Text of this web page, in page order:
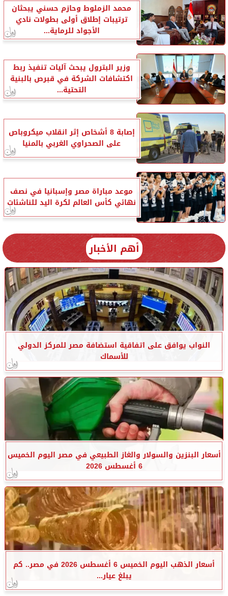
محمد الزملوط وحازم حسني يبحثان
ترتيبات إطلاق أولى بطولات نادي
الأجواد للرماية...
وزير البترول يبحث آليات تنفيذ ربط
اكتشافات الشركة في قبرص بالبنية
التحتية...
إصابة 8 أشخاص إثر انقلاب ميكروباص
على الصحراوي الغربي بالمنيا
موعد مباراة مصر وإسبانيا في نصف
نهائي كأس العالم لكرة اليد للناشئات
أهم الأخبار
النواب يوافق على اتفاقية استضافة مصر للمركز الدولي
للأسماك
أسعار البنزين والسولار والغاز الطبيعي في مصر اليوم الخميس
6 أغسطس 2026
أسعار الذهب اليوم الخميس 6 أغسطس 2026 في مصر.. كم
يبلغ عيار...